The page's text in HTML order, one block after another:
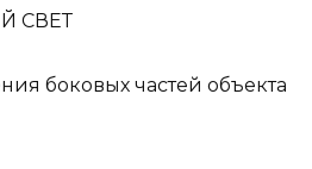
СВЕТ
боковых частей объекта